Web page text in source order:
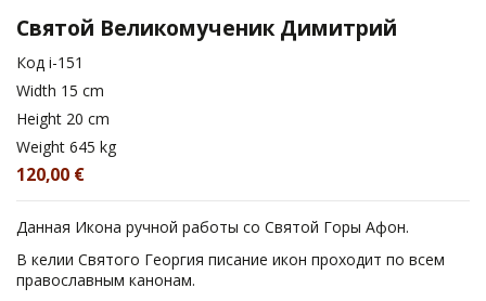
Святой Великомученик Димитрий
Код i-151
Width 15 cm
Height 20 cm
Weight 645 kg
120,00 €
Данная Икона ручной работы со Святой Горы Афон.
В келии Святого Георгия писание икон проходит по всем
православным канонам.